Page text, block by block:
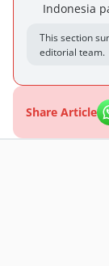
Indonesia
This section
editorial team.
Share Article